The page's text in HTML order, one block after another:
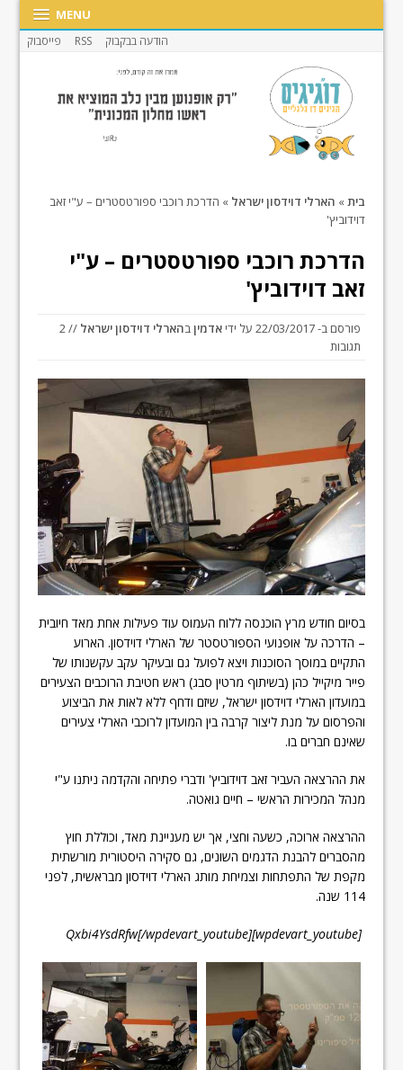
MENU
הודעה בבקבוק RSS פייסבוק
בית » הארלי דוידסון ישראל » הדרכת רוכבי ספורטסטרים – ע"י זאב
דוידוביץ'
הדרכת רוכבי ספורטסטרים – ע"י
זאב דוידוביץ'
פורסם ב-22/03/2017 על ידיאדמין בהארלי דוידסון ישראל
// 2
תגובות
בסיום חודש מרץ הוכנסה ללוח העמוס עוד פעילות אחת מאד חיובית
– הדרכה על אופנועי הספורטסטר של הארלי דוידסון. הארוע
התקיים במוסך הסוכנות ויצא לפועל גם ובעיקר עקב עקשנותו של
פייר מיקייל כהן (בשיתוף מרטין סבג) ראש חטיבת הרוכבים הצעירים
במועדון הארלי דוידסון ישראל, שיזם ודחף ללא לאות את הביצוע
והפרסום על מנת ליצור קרבה בין המועדון לרוכבי הארלי צעירים
שאינם חברים בו.
את ההרצאה העביר זאב דוידוביץ' ודברי פתיחה והקדמה ניתנו ע"י
מנהל המכירות הראשי – חיים גואטה.
ההרצאה ארוכה, כשעה וחצי, אך יש מעניינת מאד, וכוללת חוץ
מהסברים להבנת הדגמים השונים, גם סקירה היסטורית מורשתית
מקפת של התפתחות וצמיחת מותג הארלי דוידסון מבראשית, לפני
114 שנה.
[wpdevart_youtube]Qxbi4YsdRfw[/wpdevart_youtube]